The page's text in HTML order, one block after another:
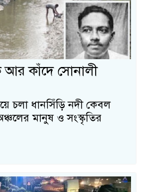
কাঁদে সোনালী
চলা ধানসিঁড়ি নদী কেবল
মানুষ ও সংস্কৃতির